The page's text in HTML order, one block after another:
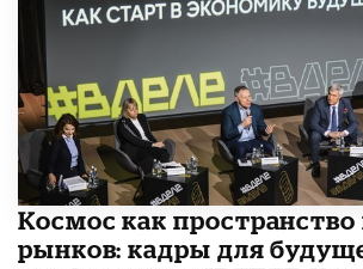
Космос как
рынков: кадры для